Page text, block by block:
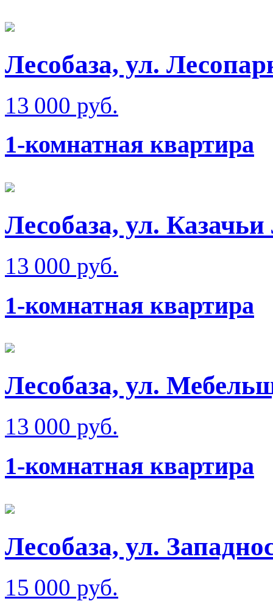
Лесобаза, ул.
13 000 руб.
1-комнатная квартира
Лесобаза, ул.
13 000 руб.
1-комнатная квартира
Лесобаза, ул.
13 000 руб.
1-комнатная квартира
Лесобаза, ул.
15 000 руб.